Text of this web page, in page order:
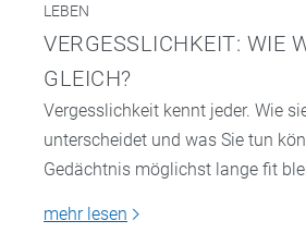
LEBEN
VERGESSLICHKEIT: WIE
GLEICH?
Vergesslichkeit kennt jeder. Wie
unterscheidet und was Sie tun
Gedächtnis möglichst lange fit
mehr lesen